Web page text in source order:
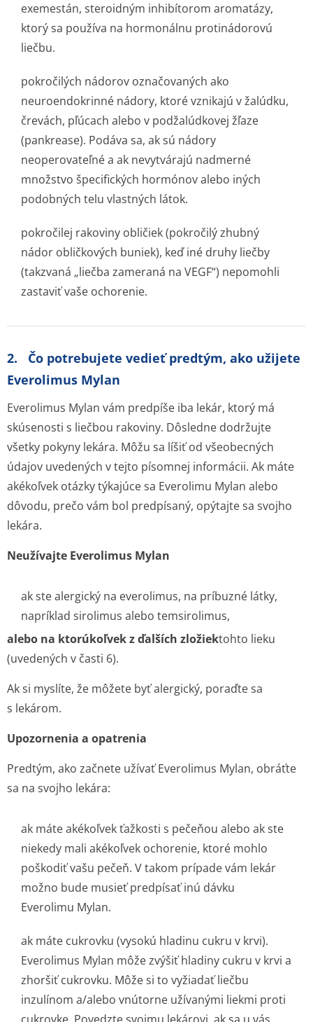
exemestán, steroidným inhibítorom aromatázy,
ktorý sa používa na hormonálnu protinádorovú
liečbu.
pokročilých nádorov označovaných ako
neuroendokrinné nádory, ktoré vznikajú v žalúdku,
črevách, pľúcach alebo v podžalúdkovej žľaze
(pankrease). Podáva sa, ak sú nádory
neoperovateľné a ak nevytvárajú nadmerné
množstvo špecifických hormónov alebo iných
podobných telu vlastných látok.
pokročilej rakoviny obličiek (pokročilý zhubný
nádor obličkových buniek), keď iné druhy liečby
(takzvaná „liečba zameraná na VEGF“) nepomohli
zastaviť vaše ochorenie.
2. Čo potrebujete vedieť predtým, ako užijete
Everolimus Mylan
Everolimus Mylan vám predpíše iba lekár, ktorý má
skúsenosti s liečbou rakoviny. Dôsledne dodržujte
všetky pokyny lekára. Môžu sa líšiť od všeobecných
údajov uvedených v tejto písomnej informácii. Ak máte
akékoľvek otázky týkajúce sa Everolimu Mylan alebo
dôvodu, prečo vám bol predpísaný, opýtajte sa svojho
lekára.
Neužívajte Everolimus Mylan
ak ste alergický na everolimus, na príbuzné látky,
napríklad sirolimus alebo temsirolimus,
alebo na ktorúkoľvek z ďalších zložiektohto lieku
(uvedených v časti 6).
Ak si myslíte, že môžete byť alergický, poraďte sa
s lekárom.
Upozornenia a opatrenia
Predtým, ako začnete užívať Everolimus Mylan, obráťte
sa na svojho lekára:
ak máte akékoľvek ťažkosti s pečeňou alebo ak ste
niekedy mali akékoľvek ochorenie, ktoré mohlo
poškodiť vašu pečeň. V takom prípade vám lekár
možno bude musieť predpísať inú dávku
Everolimu Mylan.
ak máte cukrovku (vysokú hladinu cukru v krvi).
Everolimus Mylan môže zvýšiť hladiny cukru v krvi a
zhoršiť cukrovku. Môže si to vyžiadať liečbu
inzulínom a/alebo vnútorne užívanými liekmi proti